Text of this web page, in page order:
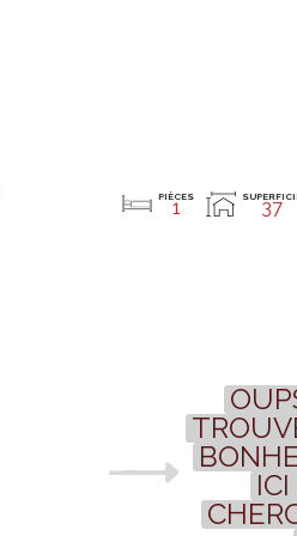
PIÈCES
1 37